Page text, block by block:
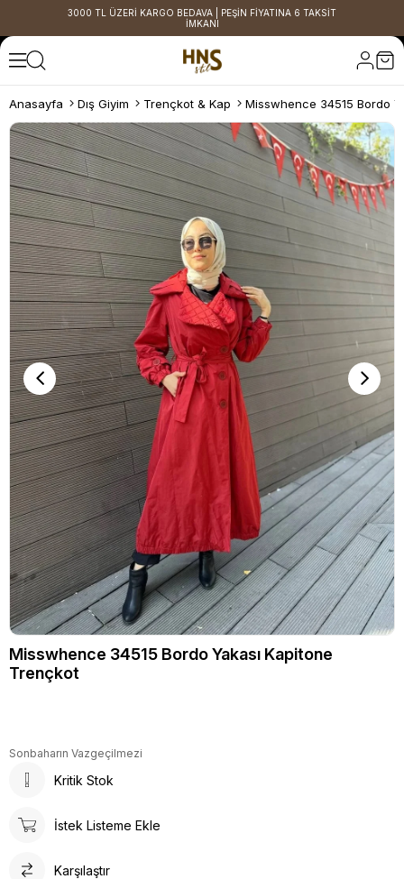
3000 TL ÜZERİ KARGO BEDAVA | PEŞİN FİYATINA 6 TAKSİT
İMKANI
Anasayfa Dış Giyim Trençkot & Kap Misswhence 34515 Bordo
Misswhence 34515 Bordo Yakası Kapitone
Trençkot
Sonbaharın Vazgeçilmezi
Kritik Stok
İstek Listeme Ekle
Karşılaştır